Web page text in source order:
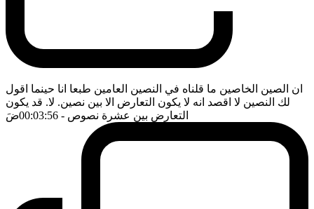
ان الصين الخاصين ما قلناه في النصين العامين طبعا انا حينما اقول
لك النصين لا اقصد انه لا يكون التعارض الا بين نصين. لا. قد يكون
التعارض بين عشرة نصوص - 00:03:56 ضَ